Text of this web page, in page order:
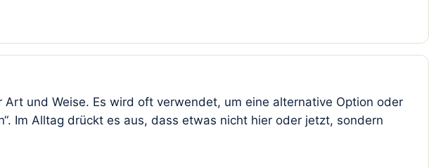
und Weise. Es wird oft verwendet, um eine alternative Option oder
Im Alltag drückt es aus, dass etwas nicht hier oder jetzt, sondern